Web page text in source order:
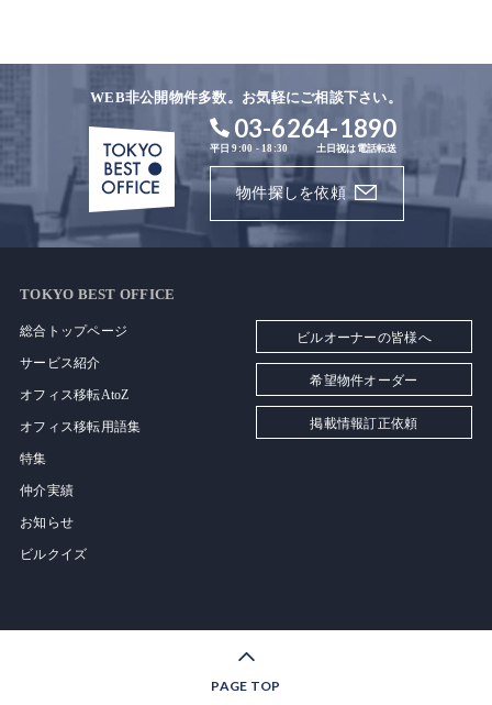
WEB非公開物件多数。お気軽にご相談下さい。
03-6264-1890
平日 9:00 - 18:30 土日祝は電話転送
物件探しを依頼
TOKYO BEST OFFICE
総合トップページ
サービス紹介
オフィス移転AtoZ
オフィス移転用語集
特集
仲介実績
お知らせ
ビルクイズ
ビルオーナーの皆様へ
希望物件オーダー
掲載情報訂正依頼
PAGE TOP